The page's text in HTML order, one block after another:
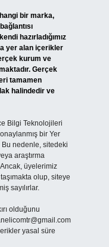
bir marka,
hazırladığımız
yer alan içerikler
kurum ve
Gerçek
tamamen
halindedir ve
Bilgi Teknolojileri
bir Yer
Bu nedenle, sitedeki
araştırma
üyelerimiz
olup, siteye
sayılırlar.
olduğunu
yasal süre